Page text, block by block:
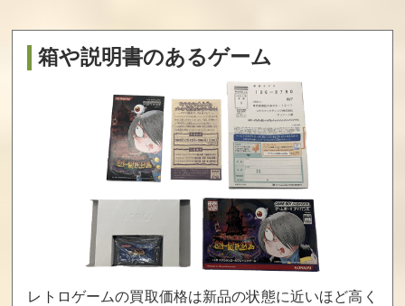
メタルスレイダ
まじかるキッ
25,000
ミスピーチワ
25,000
トップヒット20
買取価格
25,000
ぴょこたんの大
迷路
買取価格
25,000
フリントストー
ン
買取価格
24,000
キョロちゃんラ 重力装甲メタ バッキーオヘ
箱や説明書のあるゲーム
レトロゲームの買取価格は新品の状態に近いほど高く